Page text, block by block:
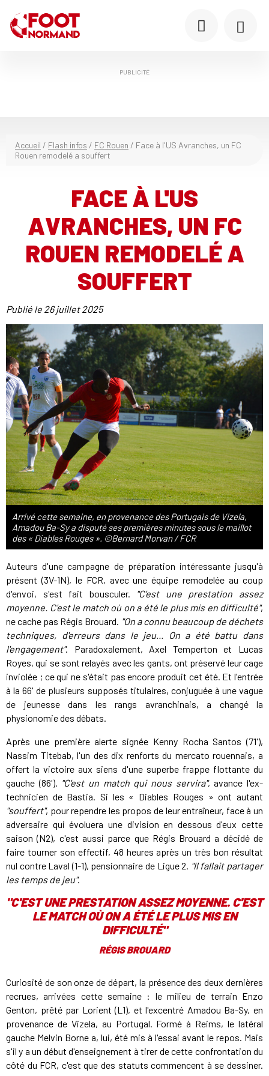
PUBLICITÉ
Accueil / Flash infos / FC Rouen / Face à l'US Avranches, un FC
Rouen remodelé a souffert
FACE À L'US
AVRANCHES, UN FC
ROUEN REMODELÉ A
SOUFFERT
Publié le 26 juillet 2025
Arrivé cette semaine, en provenance des Portugais de Vizela,
Amadou Ba-Sy a disputé ses premières minutes sous le maillot
des « Diables Rouges ». ©Bernard Morvan / FCR
Auteurs d'une campagne de préparation intéressante jusqu'à
présent (3V-1N), le FCR, avec une équipe remodelée au coup
d'envoi, s'est fait bousculer. "C'est une prestation assez
moyenne. C'est le match où on a été le plus mis en difficulté",
ne cache pas Régis Brouard. "On a connu beaucoup de déchets
techniques, d'erreurs dans le jeu... On a été battu dans
l'engagement". Paradoxalement, Axel Temperton et Lucas
Royes, qui se sont relayés avec les gants, ont préservé leur cage
inviolée ; ce qui ne s'était pas encore produit cet été. Et l'entrée
à la 66' de plusieurs supposés titulaires, conjuguée à une vague
de jeunesse dans les rangs avranchinais, a changé la
physionomie des débats.
Après une première alerte signée Kenny Rocha Santos (71'),
Nassim Titebab, l'un des dix renforts du mercato rouennais, a
offert la victoire aux siens d'une superbe frappe flottante du
gauche (86'). "C'est un match qui nous servira", avance l'ex-
technicien de Bastia. Si les « Diables Rouges » ont autant
"souffert", pour rependre les propos de leur entraîneur, face à un
adversaire qui évoluera une division en dessous d'eux cette
saison (N2), c'est aussi parce que Régis Brouard a décidé de
faire tourner son effectif, 48 heures après un très bon résultat
nul contre Laval (1-1), pensionnaire de Ligue 2. "Il fallait partager
les temps de jeu".
"C'EST UNE PRESTATION ASSEZ MOYENNE. C'EST
LE MATCH OÙ ON A ÉTÉ LE PLUS MIS EN
DIFFICULTÉ"
RÉGIS BROUARD
Curiosité de son onze de départ, la présence des deux dernières
recrues, arrivées cette semaine : le milieu de terrain Enzo
Genton, prêté par Lorient (L1), et l'excentré Amadou Ba-Sy, en
provenance de Vizela, au Portugal. Formé à Reims, le latéral
gauche Melvin Borne a, lui, été mis à l'essai avant le repos. Mais
s'il y a un début d'enseignement à tirer de cette confrontation du
côté du FCR, c'est que des statuts commencent à se dessiner.